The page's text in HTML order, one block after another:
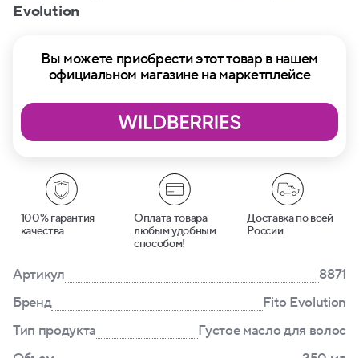
Evolution
Вы можете приобрести этот товар в нашем
официальном магазине на маркетплейсе
100% гарантия
качества
Оплата товара
любым удобным
способом!
Доставка по всей
России
Артикул
8871
Бренд
Fito Evolution
Тип продукта
Густое масло для волос